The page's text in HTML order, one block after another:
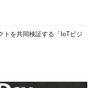
よ
トを共同検証する「IoTビジ